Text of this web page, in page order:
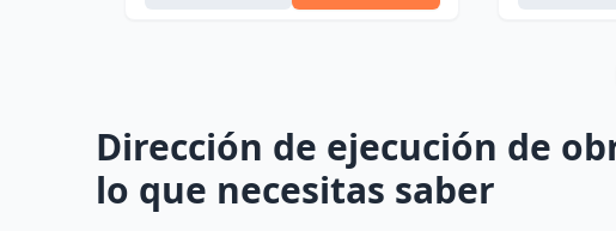
Dirección de ejecución de
lo que necesitas saber